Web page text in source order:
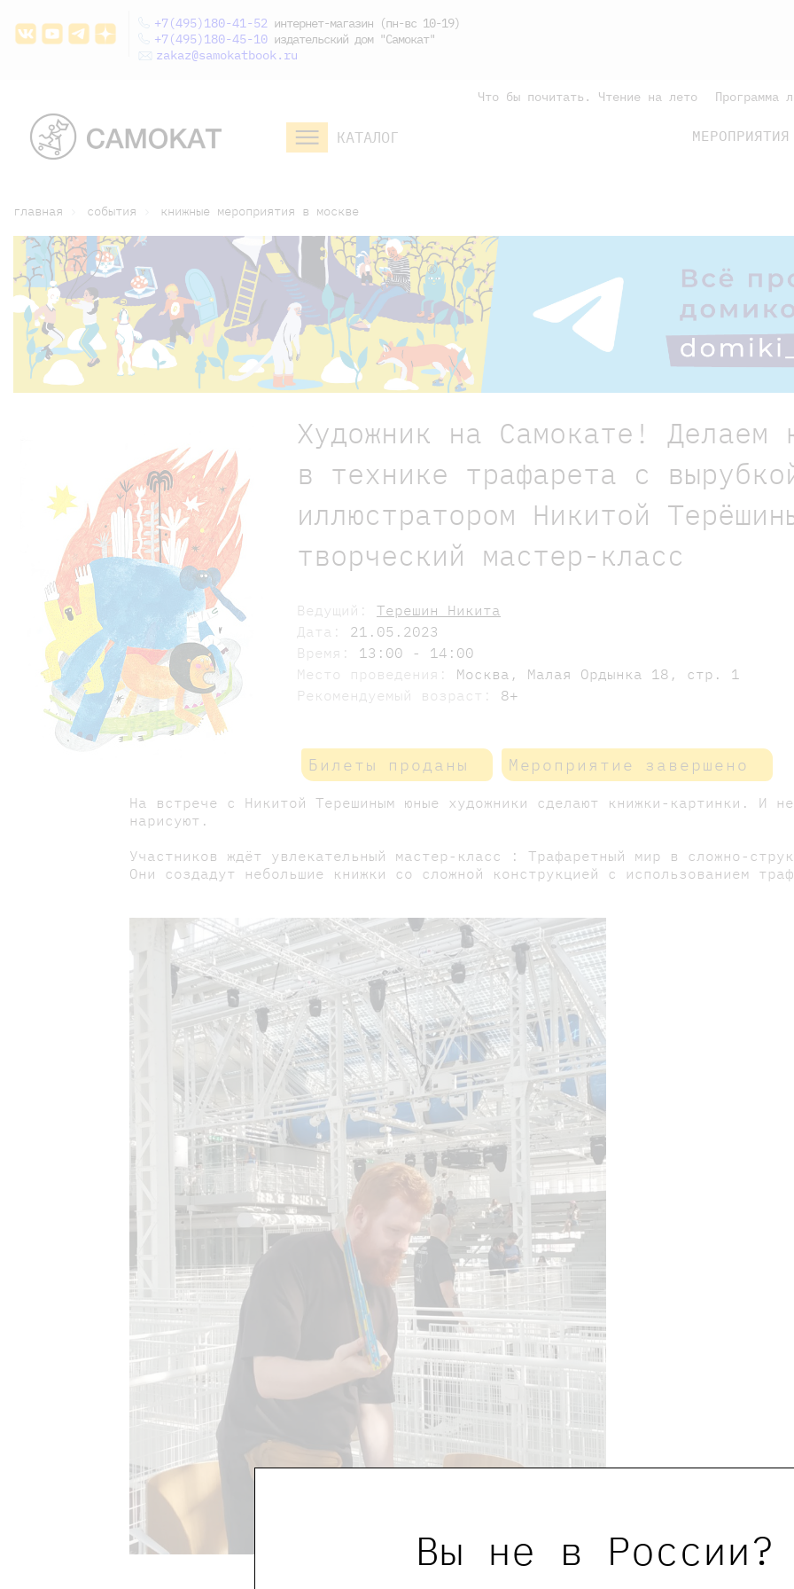
Вы не в России?
+7(495)180-41-52 интернет-магазин (пн-вс 10-19)
+7(495)180-45-10 издательский дом "Самокат"
zakaz@samokatbook.ru
Что бы почитать. Чтение на лето Программа
КАТАЛОГ МЕРОПРИЯТИЯ
дошкольникам
главная события книжные мероприятия в москве
Художник на Самокате! Делаем
в технике трафарета с
иллюстратором Никитой
творческий мастер-класс
Ведущий: Терешин Никита
Дата: 21.05.2023
Время: 13:00 - 14:00
Место проведения: Москва, Малая Ордынка 18, стр. 1
Рекомендуемый возраст: 8+
Билеты проданы Мероприятие завершено
На встрече с Никитой Терешиным юные художники сделают книжки-картинки. И
нарисуют.
Участников ждёт увлекательный мастер-класс : Трафаретный мир в сложно-
Они создадут небольшие книжки со сложной конструкцией с использованием